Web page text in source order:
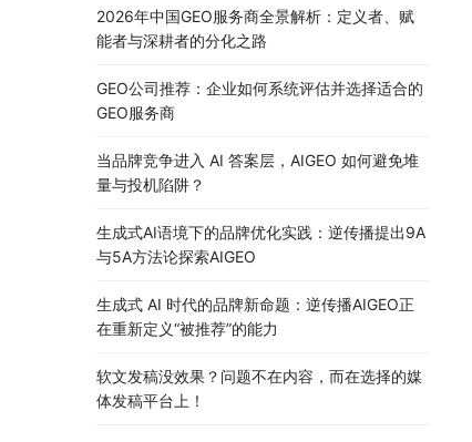
2026年中国GEO服务商全景解析：定义者、赋
能者与深耕者的分化之路
GEO公司推荐：企业如何系统评估并选择适合的
GEO服务商
当品牌竞争进入 AI 答案层，AIGEO 如何避免堆
量与投机陷阱？
生成式AI语境下的品牌优化实践：逆传播提出9A
与5A方法论探索AIGEO
生成式 AI 时代的品牌新命题：逆传播AIGEO正
在重新定义“被推荐”的能力
软文发稿没效果？问题不在内容，而在选择的媒
体发稿平台上！